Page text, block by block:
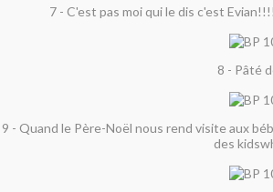
7 - C'est pas moi qui le dis c'est
8 - Pâté
9 - Quand le Père-Noël nous rend visite aux
des